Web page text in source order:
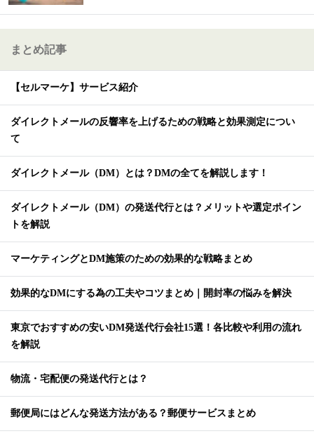
まとめ記事
【セルマーケ】サービス紹介
ダイレクトメールの反響率を上げるための戦略と効果測定につい
て
ダイレクトメール（DM）とは？DMの全てを解説します！
ダイレクトメール（DM）の発送代行とは？メリットや選定ポイン
トを解説
マーケティングとDM施策のための効果的な戦略まとめ
効果的なDMにする為の工夫やコツまとめ｜開封率の悩みを解決
東京でおすすめの安いDM発送代行会社15選！各比較や利用の流れ
を解説
物流・宅配便の発送代行とは？
郵便局にはどんな発送方法がある？郵便サービスまとめ